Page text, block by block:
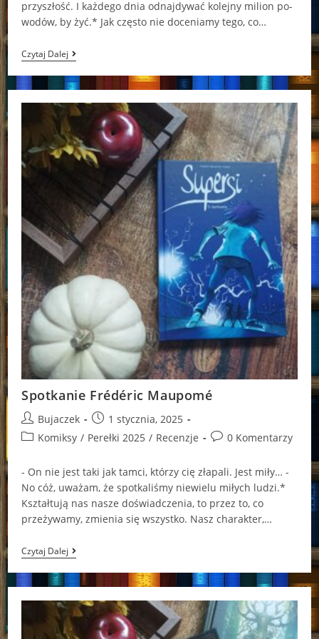
przy­szłość. I każ­de­go dnia od­naj­dy­wać ko­lej­ny mi­lion po­
wo­dów, by żyć.* Jak często nie doceniamy tego, co…
Czytaj DalejMilion
Powodów
Martyna
Majewska
Spotkanie Frédéric Maupomé
Post
author:
Bujaczek
Post
published:
1 stycznia, 2025
PostKomiksy / Perełki 2025 / Recenzje
Post0 Komentarzy
- On nie jest taki jak tamci, którzy cię złapali. Jest miły… -
No cóż, uważam, że spotkaliśmy niewielu miłych ludzi.*
Kształtują nas nasze doświadczenia, to przez to, co
przeżywamy, zmienia się wszystko. Nasz charakter,…
Czytaj DalejSpotkanie
Frédéric
Maupomé